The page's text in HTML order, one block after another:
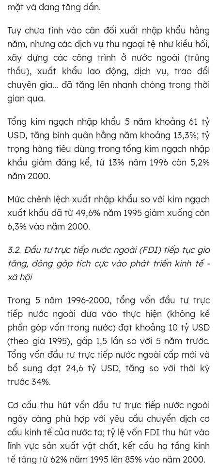
mặt và đang tăng dần.
Tuy chưa tính vào cân đối xuất nhập khẩu hằng
năm, nhưng các dịch vụ thu ngoại tệ như kiều hối,
xây dựng các công trình ở nước ngoài (trúng
thầu), xuất khẩu lao động, dịch vụ, trao đổi
chuyên gia... đã tăng lên nhanh chóng trong thời
gian qua.
Tổng kim ngạch nhập khẩu 5 năm khoảng 61 tỷ
USD, tăng bình quân hằng năm khoảng 13,3%; tỷ
trọng hàng tiêu dùng trong tổng kim ngạch nhập
khẩu giảm đáng kể, từ 13% năm 1996 còn 5,2%
năm 2000.
Mức chênh lệch xuất nhập khẩu so với kim ngạch
xuất khẩu đã từ 49,6% năm 1995 giảm xuống còn
6,3% vào năm 2000.
3.2. Đầu tư trực tiếp nước ngoài (FDI) tiếp tục gia
tăng, đóng góp tích cực vào phát triển kinh tế -
xã hội
Trong 5 năm 1996-2000, tổng vốn đầu tư trực
tiếp nước ngoài đưa vào thực hiện (không kể
phần góp vốn trong nước) đạt khoảng 10 tỷ USD
(theo giá 1995), gấp 1,5 lần so với 5 năm trước.
Tổng vốn đầu tư trực tiếp nước ngoài cấp mới và
bổ sung đạt 24,6 tỷ USD, tăng so với thời kỳ
trước 34%.
Cơ cấu thu hút vốn đầu tư trực tiếp nước ngoài
ngày càng phù hợp với yêu cầu chuyển dịch cơ
cấu kinh tế của nước ta; tỷ lệ vốn FDI thu hút vào
lĩnh vực sản xuất vật chất, kết cấu hạ tầng kinh
tế tăng từ 62% năm 1995 lên 85% vào năm 2000.